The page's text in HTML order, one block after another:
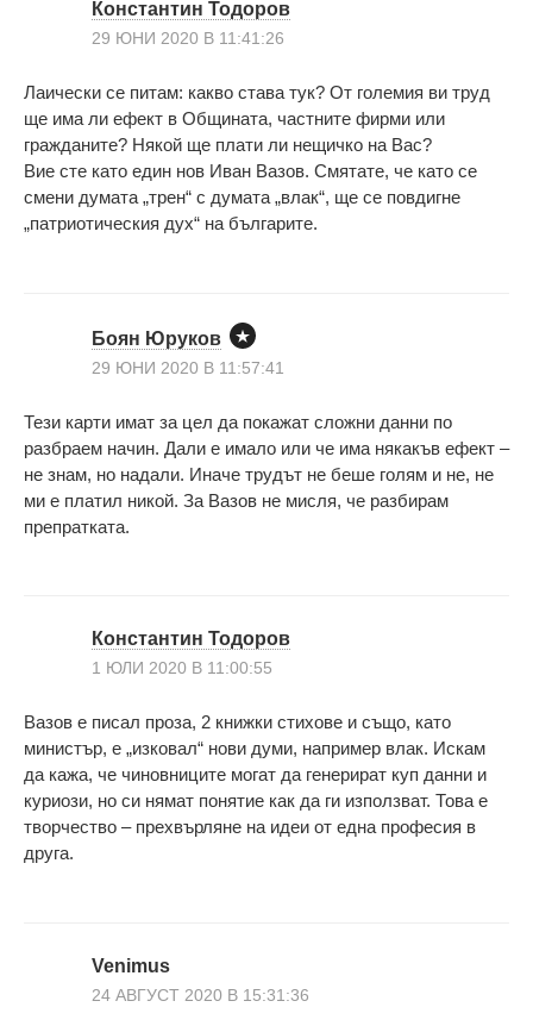
Константин Тодоров
29 ЮНИ 2020 В 11:41:26
Лаически се питам: какво става тук? От големия ви труд
ще има ли ефект в Общината, частните фирми или
гражданите? Някой ще плати ли нещичко на Вас?
Вие сте като един нов Иван Вазов. Смятате, че като се
смени думата „трен“ с думата „влак“, ще се повдигне
„патриотическия дух“ на българите.
Боян Юруков
29 ЮНИ 2020 В 11:57:41
Тези карти имат за цел да покажат сложни данни по
разбраем начин. Дали е имало или че има някакъв ефект –
не знам, но надали. Иначе трудът не беше голям и не, не
ми е платил никой. За Вазов не мисля, че разбирам
препратката.
Константин Тодоров
1 ЮЛИ 2020 В 11:00:55
Вазов е писал проза, 2 книжки стихове и също, като
министър, е „изковал“ нови думи, например влак. Искам
да кажа, че чиновниците могат да генерират куп данни и
куриози, но си нямат понятие как да ги използват. Това е
творчество – прехвърляне на идеи от една професия в
друга.
Venimus
24 АВГУСТ 2020 В 15:31:36